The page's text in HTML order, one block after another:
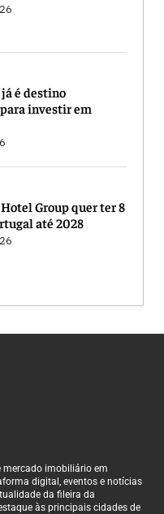
é destino
investir em
Group quer ter 8
até 2028
mercado imobiliário em
digital, eventos e notícias
da fileira da
às principais cidades de